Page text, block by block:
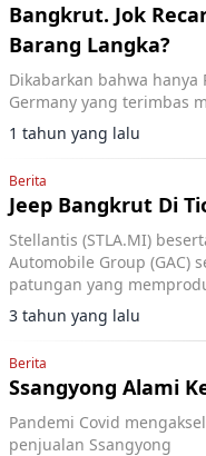
Bangkrut. Jok
Barang Langka?
Dikabarkan bahwa hanya
Germany yang terimbas
1 tahun yang lalu
Berita
Jeep Bangkrut Di
Stellantis (STLA.MI)
Automobile Group (GAC)
patungan yang
Tiongkok menyatakan
3 tahun yang lalu
Berita
Ssangyong Alami
Pandemi Covid
penjualan Ssangyong